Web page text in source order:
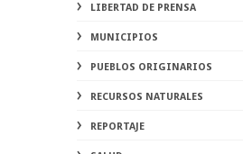
LIBERTAD DE PRENSA
MUNICIPIOS
PUEBLOS ORIGINARIOS
RECURSOS NATURALES
REPORTAJE